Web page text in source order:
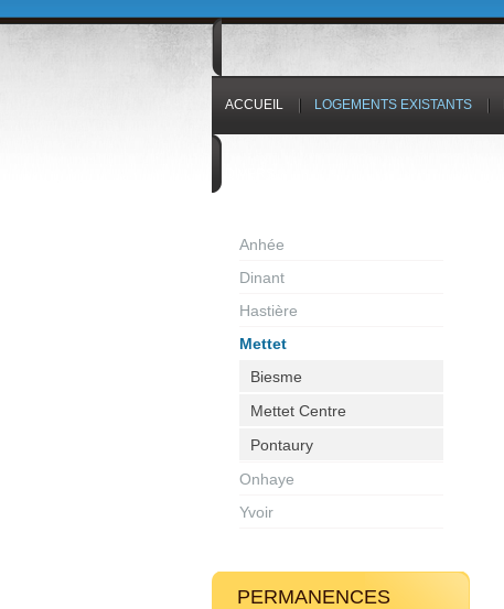
ACCUEIL LOGEMENTS EXISTANTS
Anhée
Dinant
Hastière
Mettet
Biesme
Mettet Centre
Pontaury
Onhaye
Yvoir
PERMANENCES